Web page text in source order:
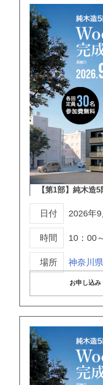
【第1部】純木
日付 2026年9
時間 10：00
場所 神奈川
お申し込み